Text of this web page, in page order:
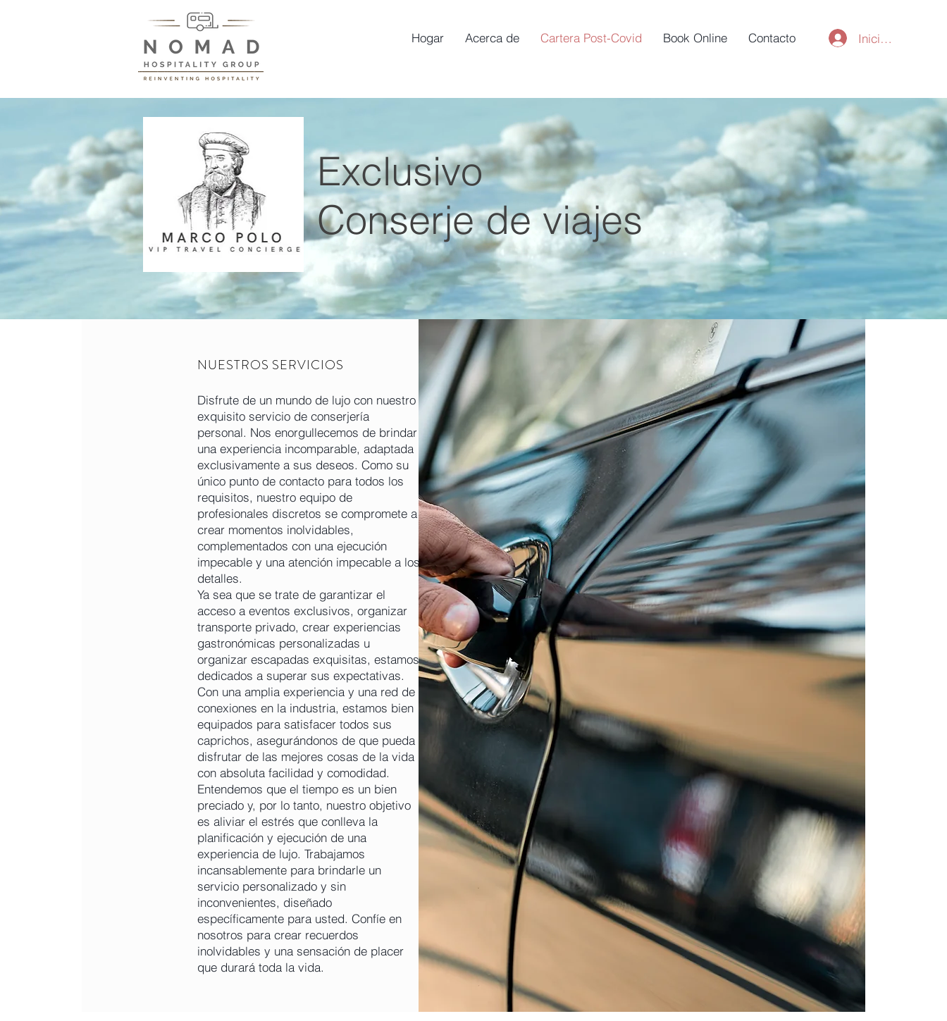
Hogar Acerca de Cartera Post-Covid Book Online Contacto Iniciar sesión
Exclusivo
Conserje de viajes
NUESTROS SERVICIOS
Disfrute de un mundo de lujo con nuestro
exquisito servicio de conserjería
personal. Nos enorgullecemos de brindar
una experiencia incomparable, adaptada
exclusivamente a sus deseos. Como su
único punto de contacto para todos los
requisitos, nuestro equipo de
profesionales discretos se compromete a
crear momentos inolvidables,
complementados con una ejecución
impecable y una atención impecable a los
detalles.
Ya sea que se trate de garantizar el
acceso a eventos exclusivos, organizar
transporte privado, crear experiencias
gastronómicas personalizadas u
organizar escapadas exquisitas, estamos
dedicados a superar sus expectativas.
Con una amplia experiencia y una red de
conexiones en la industria, estamos bien
equipados para satisfacer todos sus
caprichos, asegurándonos de que pueda
disfrutar de las mejores cosas de la vida
con absoluta facilidad y comodidad.
Entendemos que el tiempo es un bien
preciado y, por lo tanto, nuestro objetivo
es aliviar el estrés que conlleva la
planificación y ejecución de una
experiencia de lujo. Trabajamos
incansablemente para brindarle un
servicio personalizado y sin
inconvenientes, diseñado
específicamente para usted. Confíe en
nosotros para crear recuerdos
inolvidables y una sensación de placer
que durará toda la vida.